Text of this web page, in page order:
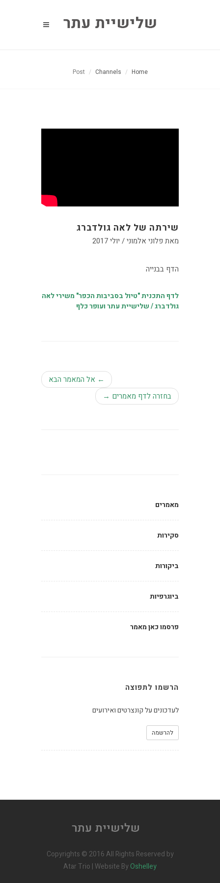
Home
Channels
Post
שירתה של לאה גולדברג
מאת פלוני אלמוני / יולי 2017
הדף בבנייה
לדף התכנית "טיול בסביבות הכפר" משירי לאה
גולדברג / שלישיית עתר ועופר כלף
← אל המאמר הבא
בחזרה לדף מאמרים →
מאמרים
סקירות
ביקורות
ביוגרפיות
פרסמו כאן מאמר
הרשמו לתפוצה
לעדכונים על קונצרטים ואירועים
להרשמה
Copyrights © 2016 All Rights Reserved by
Atar Trio | Website ByOshelley